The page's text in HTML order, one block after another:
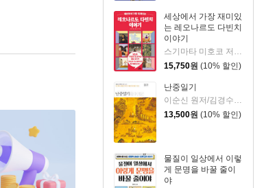
세상에서 가장 재미있
는 레오나르도 다빈치
이야기
15,750원 (10% 할인)
난중일기
이순신 원저/김경수 편저
13,500원 (10% 할인)
물질이 일상에서 이렇
게 문명을 바꿀 줄이
야